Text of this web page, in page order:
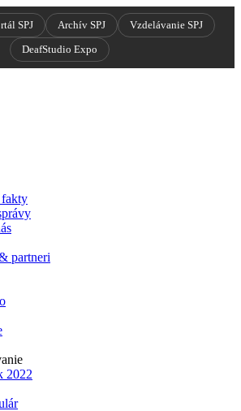
SPJ Archív SPJ
Vzdelávanie SPJ
DeafStudio Expo
partneri
2022